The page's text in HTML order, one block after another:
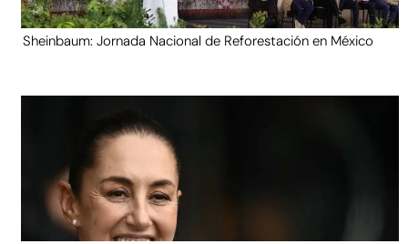
Sheinbaum: Jornada Nacional de Reforestación en México